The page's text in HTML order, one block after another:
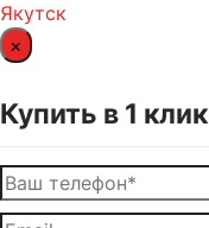
Якутск
×
Купить в 1 клик